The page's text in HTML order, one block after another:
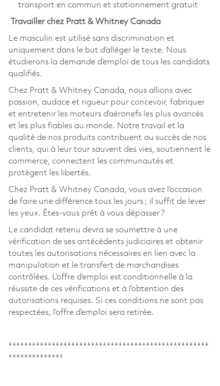
transport en commun et stationnement gratuit
Travailler chez Pratt & Whitney Canada
Le masculin est utilisé sans discrimination et
uniquement dans le but d’alléger le texte. Nous
étudierons la demande d’emploi de tous les candidats
qualifiés.
Chez Pratt & Whitney Canada, nous allions avec
passion, audace et rigueur pour concevoir, fabriquer
et entretenir les moteurs d’aéronefs les plus avancés
et les plus fiables au monde. Notre travail et la
qualité de nos produits contribuent au succès de nos
clients, qui à leur tour sauvent des vies, soutiennent le
commerce, connectent les communautés et
protègent les libertés.
Chez Pratt & Whitney Canada, vous avez l’occasion
de faire une différence tous les jours ; il suffit de lever
les yeux. Êtes-vous prêt à vous dépasser ?
Le candidat retenu devra se soumettre à une
vérification de ses antécédents judiciaires et obtenir
toutes les autorisations nécessaires en lien avec la
manipulation et le transfert de marchandises
contrôlées. L’offre d’emploi est conditionnelle à la
réussite de ces vérifications et à l’obtention des
autorisations requises. Si ces conditions ne sont pas
respectées, l’offre d’emploi sera retirée.
***************************************************
**************